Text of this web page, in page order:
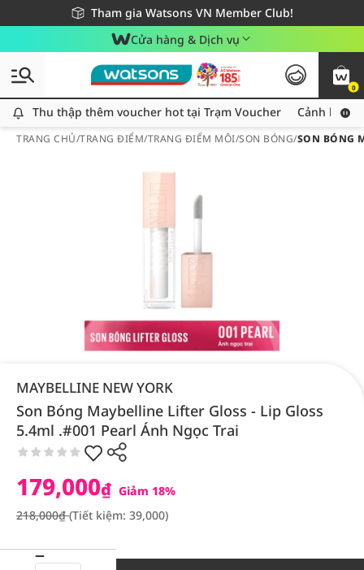
Tham gia Watsons VN Member Club!
Miễn phí giao hàng cho đơn hàng từ 249,000Đ
Giao hàng nhanh 24h - Áp dụng khu vực TP. Hồ Chí Minh
Cửa hàng & Dịch vụ
0
Thu thập thêm voucher hot tại Trạm Voucher
Thu thập thêm voucher hot tại Trạm Voucher Cảnh báo
TRANG CHỦ/TRANG ĐIỂM/TRANG ĐIỂM MÔI/SON BÓNG/SON BÓNG
MAYBELLINE NEW YORK
Son Bóng Maybelline Lifter Gloss - Lip Gloss
5.4ml .#001 Pearl Ánh Ngọc Trai
179,000₫ Giảm 18%
218,000₫(Tiết kiệm: 39,000)